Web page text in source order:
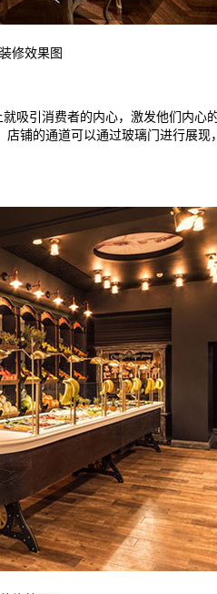
修效果图
引消费者的内心，激发他们内心的
铺的通道可以通过玻璃门进行展